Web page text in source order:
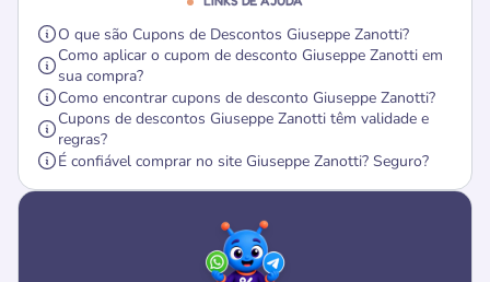
O que são Cupons de Descontos Giuseppe Zanotti?
Como aplicar o cupom de desconto Giuseppe Zanotti em
sua compra?
Como encontrar cupons de desconto Giuseppe Zanotti?
Cupons de descontos Giuseppe Zanotti têm validade e
regras?
É confiável comprar no site Giuseppe Zanotti? Seguro?